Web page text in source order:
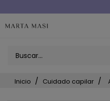
Inicio Cuidado capilar